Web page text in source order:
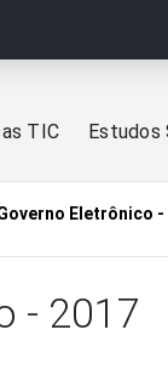
TIC Estudos
Eletrônico -
- 2017